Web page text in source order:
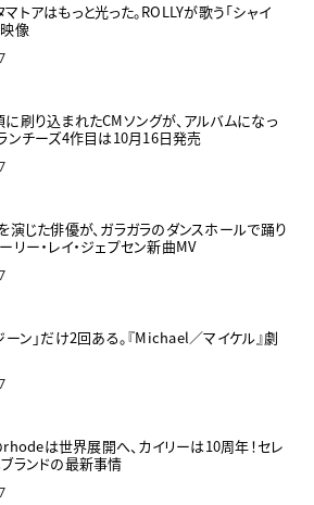
トアはもっと光った。ROLLYが歌う「シャイ
像
刷り込まれたCMソングが、アルバムになっ
ンチーズ4作目は10月16日発売
演じた俳優が、ガラガラのダンスホールで踊り
リー・レイ・ジェプセン新曲MV
ーン」だけ2回ある。『Michael／マイケル』劇
は世界展開へ、カイリーは10周年！セレ
ランドの最新事情